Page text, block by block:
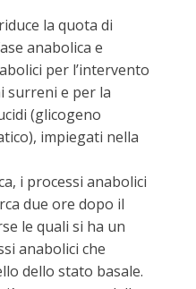
la quota di
anabolica e
per l’intervento
surreni e per la
(glicogeno
impiegati nella
i processi anabolici
due ore dopo il
le quali si ha un
anabolici che
dello stato basale.